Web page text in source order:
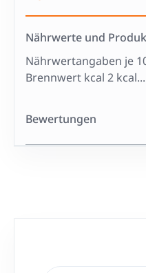
Nährwerte und
Nährwertangaben je
Brennwert kcal 2 kcal...
Bewertungen